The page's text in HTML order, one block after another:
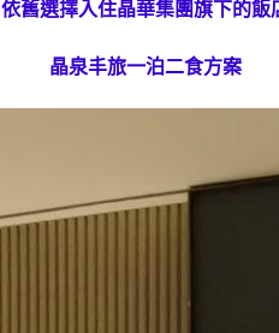
依舊選擇入住晶華集團旗下的飯
晶泉丰旅一泊二食方案